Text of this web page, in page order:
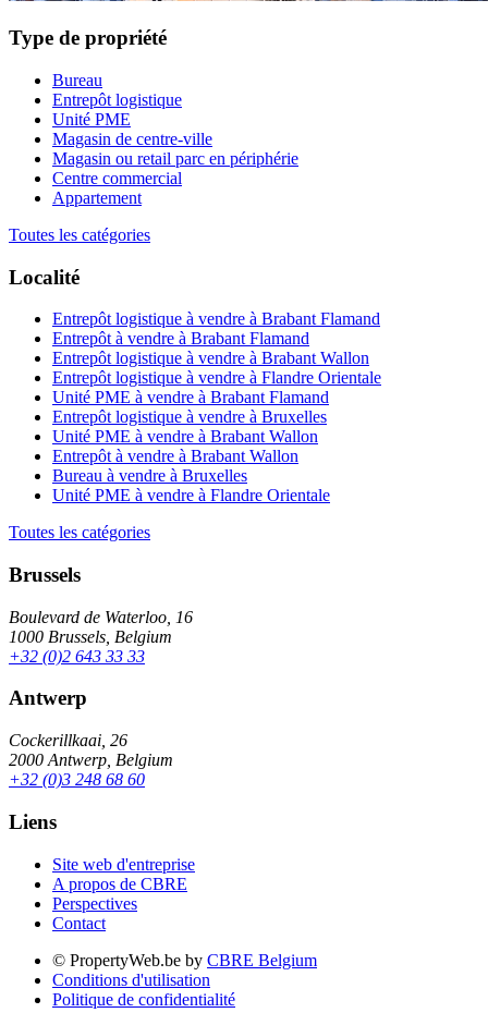
Type de propriété
Bureau
Entrepôt logistique
Unité PME
Magasin de centre-ville
Magasin ou retail parc en périphérie
Centre commercial
Appartement
Toutes les catégories
Localité
Entrepôt logistique à vendre à Brabant Flamand
Entrepôt à vendre à Brabant Flamand
Entrepôt logistique à vendre à Brabant Wallon
Entrepôt logistique à vendre à Flandre Orientale
Unité PME à vendre à Brabant Flamand
Entrepôt logistique à vendre à Bruxelles
Unité PME à vendre à Brabant Wallon
Entrepôt à vendre à Brabant Wallon
Bureau à vendre à Bruxelles
Unité PME à vendre à Flandre Orientale
Toutes les catégories
Brussels
Boulevard de Waterloo, 16
1000 Brussels, Belgium
+32 (0)2 643 33 33
Antwerp
Cockerillkaai, 26
2000 Antwerp, Belgium
+32 (0)3 248 68 60
Liens
Site web d'entreprise
A propos de CBRE
Perspectives
Contact
© PropertyWeb.be by CBRE Belgium
Conditions d'utilisation
Politique de confidentialité